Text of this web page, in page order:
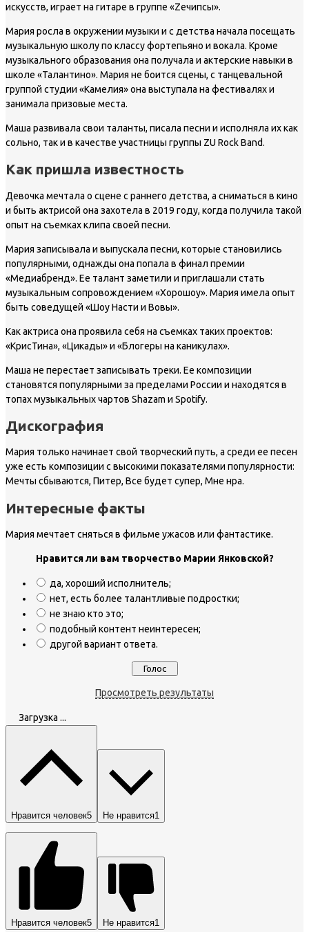
искусств, играет на гитаре в группе «Zeчипсы».
Мария росла в окружении музыки и с детства начала посещать
музыкальную школу по классу фортепьяно и вокала. Кроме
музыкального образования она получала и актерские навыки в
школе «Талантино». Мария не боится сцены, с танцевальной
группой студии «Камелия» она выступала на фестивалях и
занимала призовые места.
Маша развивала свои таланты, писала песни и исполняла их как
сольно, так и в качестве участницы группы ZU Rock Band.
Как пришла известность
Девочка мечтала о сцене с раннего детства, а сниматься в кино
и быть актрисой она захотела в 2019 году, когда получила такой
опыт на съемках клипа своей песни.
Мария записывала и выпускала песни, которые становились
популярными, однажды она попала в финал премии
«Медиабренд». Ее талант заметили и приглашали стать
музыкальным сопровождением «Хорошоу». Мария имела опыт
быть соведущей «Шоу Насти и Вовы».
Как актриса она проявила себя на съемках таких проектов:
«КрисТина», «Цикады» и «Блогеры на каникулах».
Маша не перестает записывать треки. Ее композиции
становятся популярными за пределами России и находятся в
топах музыкальных чартов Shazam и Spotify.
Дискография
Мария только начинает свой творческий путь, а среди ее песен
уже есть композиции с высокими показателями популярности:
Мечты сбываются, Питер, Все будет супер, Мне нра.
Интересные факты
Мария мечтает сняться в фильме ужасов или фантастике.
Нравится ли вам творчество Марии Янковской?
да, хороший исполнитель;
нет, есть более талантливые подростки;
не знаю кто это;
подобный контент неинтересен;
другой вариант ответа.
Просмотреть результаты
Загрузка ...
Нравится человек5 Не нравится1
Нравится человек5 Не нравится1